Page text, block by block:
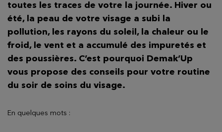
toutes les traces de votre la journée. Hiver ou
été, la peau de votre visage a subi la
pollution, les rayons du soleil, la chaleur ou le
froid, le vent et a accumulé des impuretés et
des poussières. C’est pourquoi Demak’Up
vous propose des conseils pour votre routine
du soir de soins du visage.
En quelques mots :